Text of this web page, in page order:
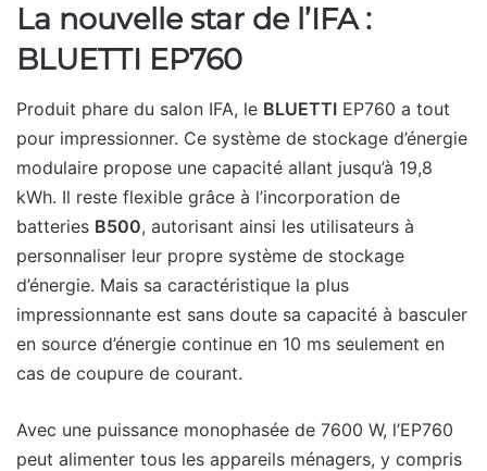
La nouvelle star de l’IFA :
BLUETTI EP760
Produit phare du salon IFA, le BLUETTI EP760 a tout
pour impressionner. Ce système de stockage d’énergie
modulaire propose une capacité allant jusqu’à 19,8
kWh. Il reste flexible grâce à l’incorporation de
batteries B500, autorisant ainsi les utilisateurs à
personnaliser leur propre système de stockage
d’énergie. Mais sa caractéristique la plus
impressionnante est sans doute sa capacité à basculer
en source d’énergie continue en 10 ms seulement en
cas de coupure de courant.
Avec une puissance monophasée de 7600 W, l’EP760
peut alimenter tous les appareils ménagers, y compris